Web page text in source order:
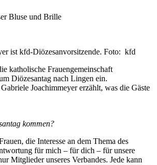
ist kfd-Diözesanvorsitzende. Foto: kfd
katholische Frauengemeinschaft
Diözesantag nach Lingen ein.
Joachimmeyer erzählt, was die Gäste
kommen?
die Interesse an dem Thema des
für mich – für dich – für unsere
Mitglieder unseres Verbandes. Jede kann